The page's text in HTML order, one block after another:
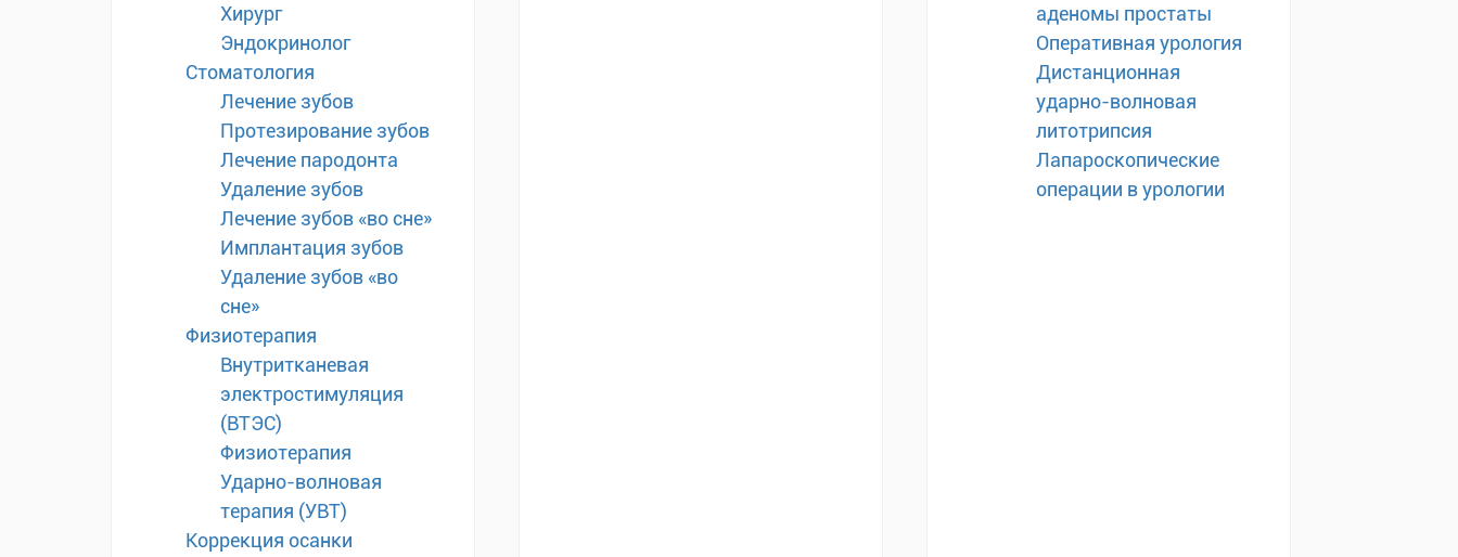
Хирург
Эндокринолог
Стоматология
Лечение зубов
Протезирование зубов
Лечение пародонта
Удаление зубов
Лечение зубов «во сне»
Имплантация зубов
Удаление зубов «во
сне»
Физиотерапия
Внутритканевая
электростимуляция
(ВТЭС)
Физиотерапия
Ударно-волновая
терапия (УВТ)
Коррекция осанки
аденомы простаты
Оперативная урология
Дистанционная
ударно-волновая
литотрипсия
Лапароскопические
операции в урологии